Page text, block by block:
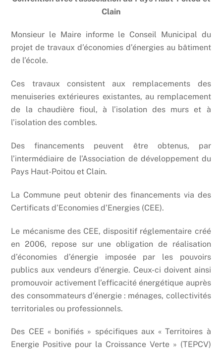
Clain
Monsieur le Maire informe le Conseil Municipal du
projet de travaux d’économies d’énergies au bâtiment
de l’école.
Ces travaux consistent aux remplacements des
menuiseries extérieures existantes, au remplacement
de la chaudière fioul, à l’isolation des murs et à
l’isolation des combles.
Des financements peuvent être obtenus, par
l’intermédiaire de l’Association de développement du
Pays Haut-Poitou et Clain.
La Commune peut obtenir des financements via des
Certificats d’Economies d’Energies (CEE).
Le mécanisme des CEE, dispositif réglementaire créé
en 2006, repose sur une obligation de réalisation
d’économies d’énergie imposée par les pouvoirs
publics aux vendeurs d’énergie. Ceux-ci doivent ainsi
promouvoir activement l’efficacité énergétique auprès
des consommateurs d’énergie : ménages, collectivités
territoriales ou professionnels.
Des CEE « bonifiés » spécifiques aux « Territoires à
Energie Positive pour la Croissance Verte » (TEPCV)